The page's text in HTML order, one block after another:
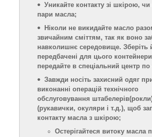
Уникайте контакту зі шкірою,
пари масла;
Ніколи не викидайте масло
звичайним сміттям, так як воно
навколишнє середовище. Зберіть
передбачені для цього контейнери
передайте в спеціальний центр по
Завжди носіть захисний одяг
виконанні операцій технічного
обслуговування штабелерів
(рукавички, окуляри і т.д.), щоб
контакту масла з шкірою;
Остерігайтеся витоку масла